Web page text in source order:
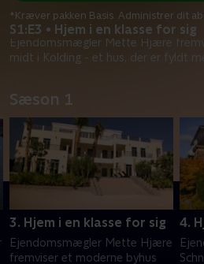
S1:E3 • Hjem i en klasse for sig
Ejendomsmægler Mette Hjære
midt i Kolding - et hus, der er fyldt
*Kræver pakken Basis. Administrer dit
Sæson 1
3. Hjem i en klasse for sig
Ejendomsmægler Mette Hjære
fremviser et moderne byhus
4.